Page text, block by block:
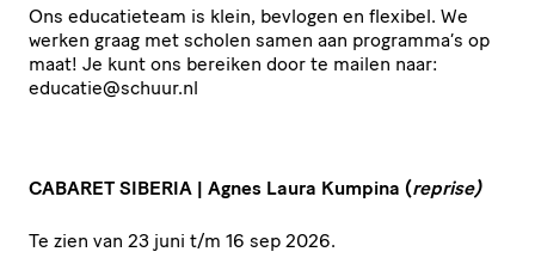
Ons educa­tie­team is klein, bevlogen en flexibel. We
werken graag met scholen samen aan programma’s op
maat! Je kunt ons bereiken door te mailen naar:
educatie@​schuur.​nl
CABARET SIBERIA | Agnes Laura Kumpina (reprise)
Te zien van 23 juni t/​m 16 sep 2026.